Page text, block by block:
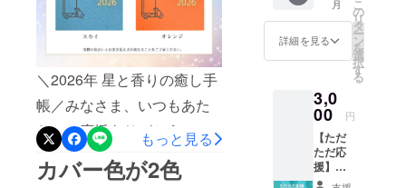
なたのテーマを言葉にしこ
れからの流れに乗る時間を
共にしましょう！セミナー
内容：・3月20日10時〜11
時半・オンライン開催
(ZOOM)無料 ＊参加資
格： 2026星とか香りの癒
星の動きで知ることを2026
年にしっかり体感頂きたい
ので今からちょっとずつ手
帳を使う準備を始めません
か？まだ手帳をご予約でな
い方はぜひこの機会にご予
約ください。現在、9月８日
＼2026年 星と香りの癒し手
帳／みなさま、いつもあた
たかい応援ありがとうござ
います。星アロマライフで
す。2025年6月27日太陽：
もっと見る
カバー色が2色
るあな
たへ ＼
応援の
気持ち
だけ
じゅう
ぶんう
れし
い！／
星と香
りの手
帳プロ
月
詳細を見る
こ
の
リ
タ
ー
ン
を
選
択
す
る
3,0
00 円
【ただ
ただ応
援】
3,000円